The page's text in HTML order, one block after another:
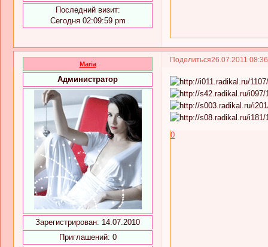
Последний визит:
Сегодня 02:09:59 pm
Поделиться26.07.2011
Maria
Администратор
Зарегистрирован: 14.07.2010
Приглашений: 0
0